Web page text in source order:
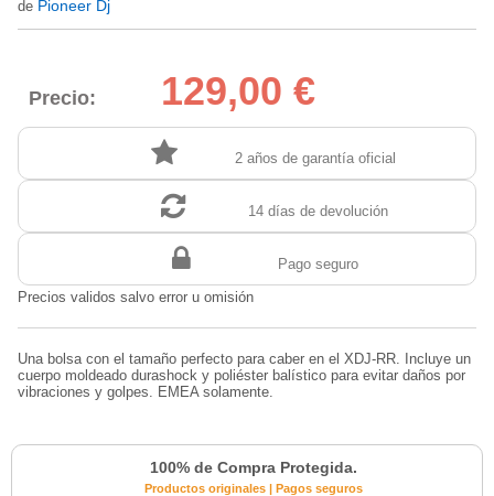
de Pioneer Dj
Precio: 129,00 €
2 años de garantía oficial
14 días de devolución
Pago seguro
Precios validos salvo error u omisión
Una bolsa con el tamaño perfecto para caber en el XDJ-RR. Incluye un
cuerpo moldeado durashock y poliéster balístico para evitar daños por
vibraciones y golpes. EMEA solamente.
100% de Compra Protegida.
Productos originales | Pagos seguros